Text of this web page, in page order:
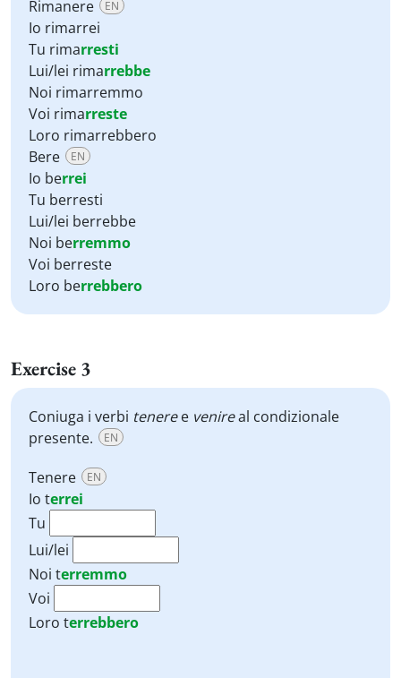
Rimanere EN
Io rimarrei
Tu rimarresti
Lui/lei rimarrebbe
Noi rimarremmo
Voi rimarreste
Loro rimarrebbero
Bere
EN
Io berrei
Tu berresti
Lui/lei berrebbe
Noi berremmo
Voi berreste
Loro berrebbero
Exercise 3
Coniuga i verbi teneree venireal condizionale
presente.
EN
Tenere EN
Io terrei
Tu
Lui/lei
Noi terremmo
Voi
Loro terrebbero